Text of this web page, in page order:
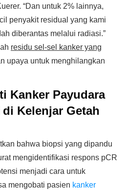
“Dan untuk 2% lainnya,
penyakit residual yang kami
diberantas melalui radiasi.”
residu sel-sel kanker yang
upaya untuk menghilangkan
Kanker Payudara
Kelenjar Getah
bahwa biopsi yang dipandu
mengidentifikasi respons pCR
menjadi cara untuk
mengobati pasien kanker